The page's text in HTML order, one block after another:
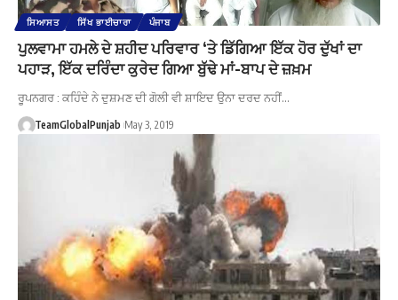
ਸਿਆਸਤ ਸਿੱਖ ਭਾਈਚਾਰਾ ਪੰਜਾਬ
ਪੁਲਵਾਮਾ ਹਮਲੇ ਦੇ ਸ਼ਹੀਦ ਪਰਿਵਾਰ ‘ਤੇ ਡਿੱਗਿਆ ਇੱਕ ਹੋਰ ਦੁੱਖਾਂ ਦਾ
ਪਹਾੜ, ਇੱਕ ਦਰਿੰਦਾ ਕੁਰੇਦ ਗਿਆ ਬੁੱਢੇ ਮਾਂ-ਬਾਪ ਦੇ ਜ਼ਖ਼ਮ
ਰੂਪਨਗਰ : ਕਹਿੰਦੇ ਨੇ ਦੁਸ਼ਮਣ ਦੀ ਗੋਲੀ ਵੀ ਸ਼ਾਇਦ ਉਨਾ ਦਰਦ ਨਹੀਂ…
TeamGlobalPunjab May 3, 2019